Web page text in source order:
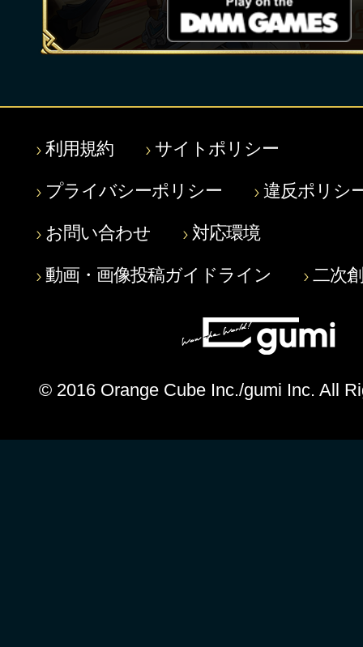
利用規約 サイトポリシー
プライバシーポリシー 違反ポリシ
お問い合わせ 対応環境
動画・画像投稿ガイドライン 二次
© 2016 Orange Cube Inc./gumi Inc. All